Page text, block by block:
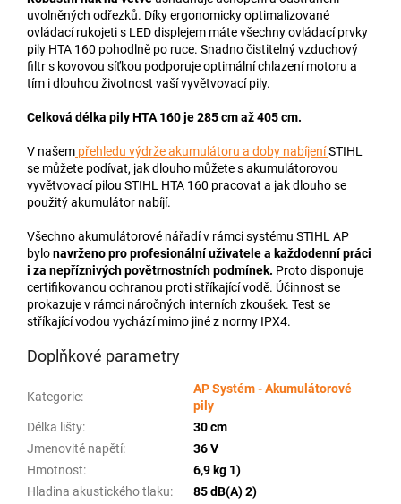
uvolněných odřezků. Díky ergonomicky optimalizované
ovládací rukojeti s LED displejem máte všechny ovládací prvky
pily HTA 160 pohodlně po ruce. Snadno čistitelný vzduchový
filtr s kovovou síťkou podporuje optimální chlazení motoru a
tím i dlouhou životnost vaší vyvětvovací pily.
Celková délka pily HTA 160 je 285 cm až 405 cm.
V našem přehledu výdrže akumulátoru a doby nabíjeníSTIHL
se můžete podívat, jak dlouho můžete s akumulátorovou
vyvětvovací pilou STIHL HTA 160 pracovat a jak dlouho se
použitý akumulátor nabíjí.
Všechno akumulátorové nářadí v rámci systému STIHL AP
bylonavrženo pro profesionální uživatele a každodenní práci
i za nepříznivých povětrnostních podmínek. Proto disponuje
certifikovanou ochranou proti stříkající vodě. Účinnost se
prokazuje v rámci náročných interních zkoušek. Test se
stříkající vodou vychází mimo jiné z normy IPX4.
Doplňkové parametry
Kategorie:
AP Systém - Akumulátorové
pily
Délka lišty:
30 cm
Jmenovité napětí:
36 V
Hmotnost:
6,9 kg 1)
Hladina akustického tlaku:
85 dB(A) 2)